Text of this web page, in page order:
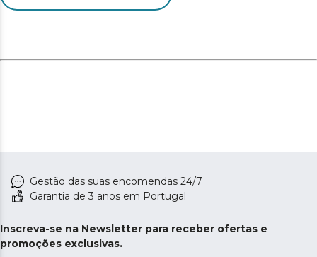
Gestão das suas encomendas 24/7
Garantia de 3 anos em Portugal
Inscreva-se na Newsletter para receber ofertas e
promoções exclusivas.